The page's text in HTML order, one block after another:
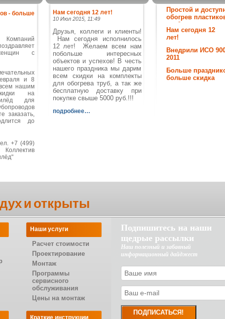
- больше
с
и 8
нашим
на
для
заказать,
до
+7 (499)
Нам сегодня 12 лет!
10 Июл 2015, 11:49
Друзья, коллеги и клиенты!
Нам сегодня исполнилось
12 лет! Желаем всем нам
побольше интересных
объектов и успехов! В честь
нашего праздника мы дарим
всем скидки на комплекты
для обогрева труб, а так же
бесплатную доставку при
покупке свыше 5000 руб.!!!
подробнее…
Простой и
обогрев
труб.
Нам сегодня 12
лет!
Внедрили ИСО
2011
Больше
больше скидка
и открыты
Наши услуги
Расчет стоимости
Проектирование
Монтаж
Программы
сервисного
обслуживания
Цены на монтаж
Краткие инструкции
Подпишитесь на наши
щедрые рассылки
Наш полезный и забавный
информационный дайджест